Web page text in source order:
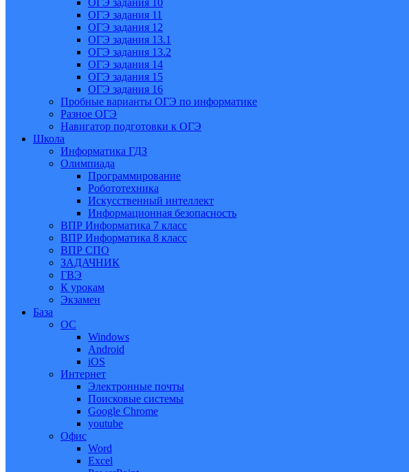
ОГЭ задания 10
ОГЭ задания 11
ОГЭ задания 12
ОГЭ задания 13.1
ОГЭ задания 13.2
ОГЭ задания 14
ОГЭ задания 15
ОГЭ задания 16
Пробные варианты ОГЭ по информатике
Разное ОГЭ
Навигатор подготовки к ОГЭ
Школа
Информатика ГДЗ
Олимпиада
Программирование
Робототехника
Искусственный интеллект
Информационная безопасность
ВПР Информатика 7 класс
ВПР Информатика 8 класс
ВПР СПО
ЗАДАЧНИК
ГВЭ
К урокам
Экзамен
База
ОС
Windows
Android
iOS
Интернет
Электронные почты
Поисковые системы
Google Chrome
youtube
Офис
Word
Excel